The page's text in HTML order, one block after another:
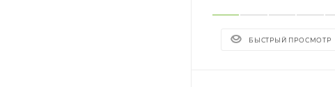
БЫСТРЫЙ ПРОСМОТР